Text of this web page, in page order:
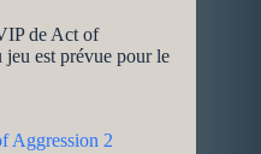
de Act of
est prévue pour le